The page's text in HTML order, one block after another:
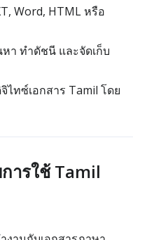
Word, HTML หรือ
า ทำดัชนี และจัดเก็บ
ไทซ์เอกสาร Tamil โดย
ารใช้ Tamil